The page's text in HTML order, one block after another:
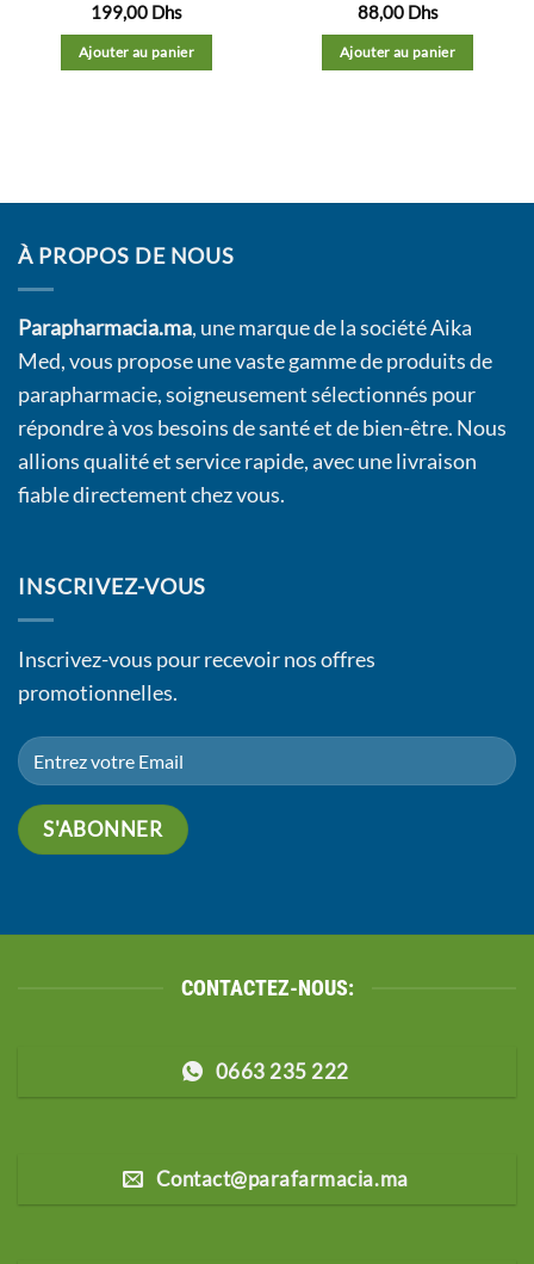
199,00 Dhs
Ajouter au panier
88,00 Dhs
Ajouter au panier
À PROPOS DE NOUS
Parapharmacia.ma, une marque de la société Aika
Med, vous propose une vaste gamme de produits de
parapharmacie, soigneusement sélectionnés pour
répondre à vos besoins de santé et de bien-être. Nous
allions qualité et service rapide, avec une livraison
fiable directement chez vous.
INSCRIVEZ-VOUS
Inscrivez-vous pour recevoir nos offres
promotionnelles.
CONTACTEZ-NOUS:
0663 235 222
Contact@parafarmacia.ma